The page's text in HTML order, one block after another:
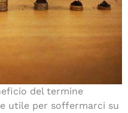
del termine
utile per soffermarci su